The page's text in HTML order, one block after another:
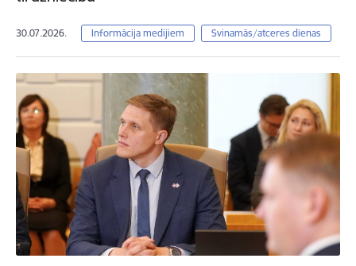
30.07.2026. Informācija medijiem Svinamās/atceres dienas